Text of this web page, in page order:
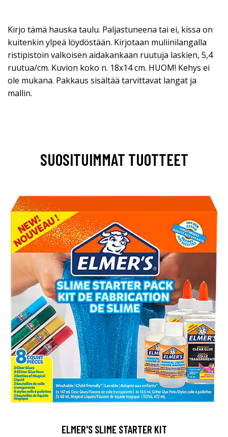
Kirjo tämä hauska taulu. Paljastuneena tai ei, kissa on
kuitenkin ylpeä löydöstään. Kirjotaan muliinilangalla
ristipistoin valkoisen aidakankaan ruutuja laskien, 5,4
ruutua/cm. Kuvion koko n. 18x14 cm. HUOM! Kehys ei
ole mukana. Pakkaus sisältää tarvittavat langat ja
mallin.
SUOSITUIMMAT TUOTTEET
ELMER'S SLIME STARTER KIT